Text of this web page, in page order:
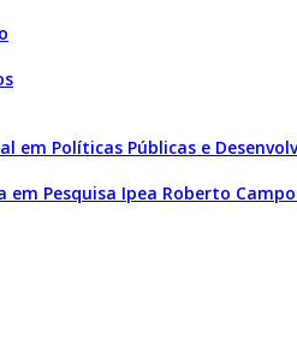
em Políticas Públicas e
em Pesquisa Ipea Roberto